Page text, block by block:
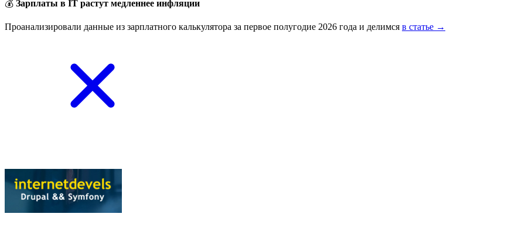
💰 Зарплаты в IT растут медленнее инфляции
Проанализировали данные из зарплатного калькулятора за первое полугодие 2026 года и делимся в статье →